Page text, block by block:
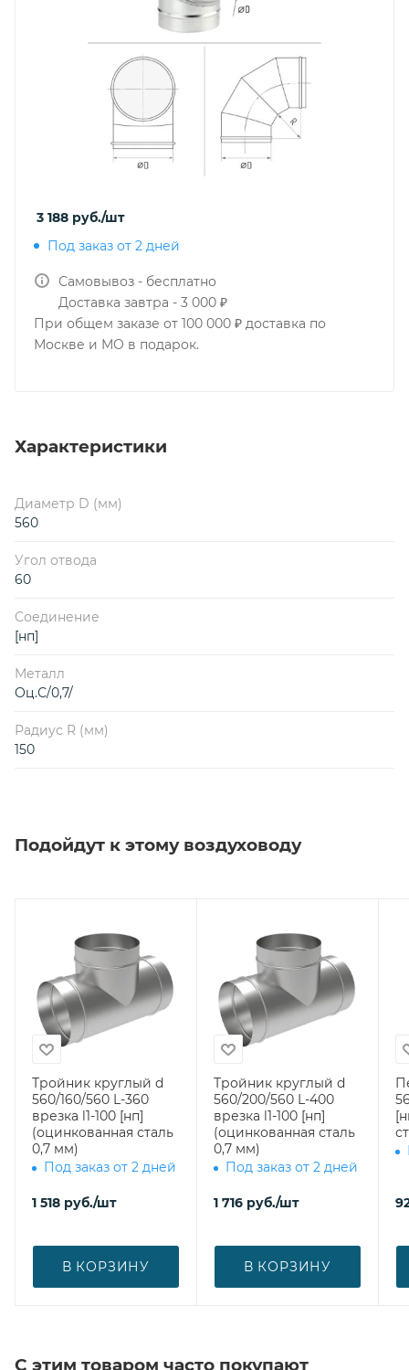
3 188 руб./шт
Под заказ от 2 дней
Самовывоз - бесплатно
Доставка завтра - 3 000 ₽
При общем заказе от 100 000 ₽ доставка по
Москве и МО в подарок.
Характеристики
Диаметр D (мм)
560
Угол отвода
60
Соединение
[нп]
Металл
Оц.С/0,7/
Радиус R (мм)
150
Подойдут к этому воздуховоду
Тройник круглый d
560/160/560 L-360
врезка l1-100 [нп]
(оцинкованная сталь
0,7 мм)
Под заказ от 2 дней
1 518 руб./шт
В КОРЗИНУ
Тройник круглый d
560/200/560 L-400
врезка l1-100 [нп]
(оцинкованная сталь
0,7 мм)
Под заказ от 2 дней
1 716 руб./шт
В КОРЗИНУ
С этим товаром часто покупают